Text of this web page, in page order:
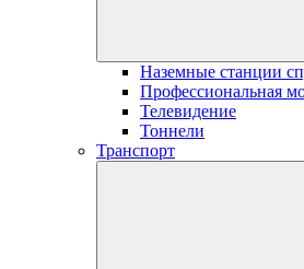
Наземные станции
Профессиональная
Телевидение
Тоннели
Транспорт